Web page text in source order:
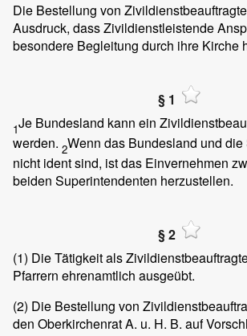
Die Bestellung von
Ausdruck, dass Zivildienstleistende
besondere Begleitung durch ihre Kirche
§ 1
1Je Bundesland kann ein
werden. 2Wenn das Bundesland und
nicht ident sind, ist das Einvernehmen
beiden Superintendenten herzustellen.
§ 2
(1) Die Tätigkeit als
Pfarrern ehrenamtlich ausgeübt.
(2) Die Bestellung von
den Oberkirchenrat A. u. H. B. auf